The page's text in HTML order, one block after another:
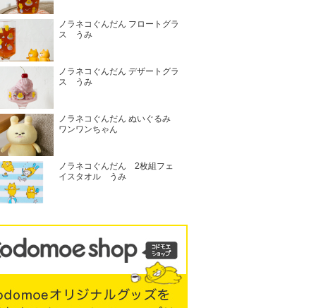
ノラネコぐんだん フロートグラ
ス うみ
ノラネコぐんだん デザートグラ
ス うみ
ノラネコぐんだん ぬいぐるみ
ワンワンちゃん
ノラネコぐんだん 2枚組フェ
イスタオル うみ